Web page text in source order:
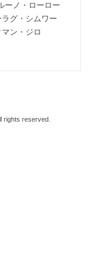
ーノ・ローロー
グ・シムワー
マン・ジロ
rights reserved.